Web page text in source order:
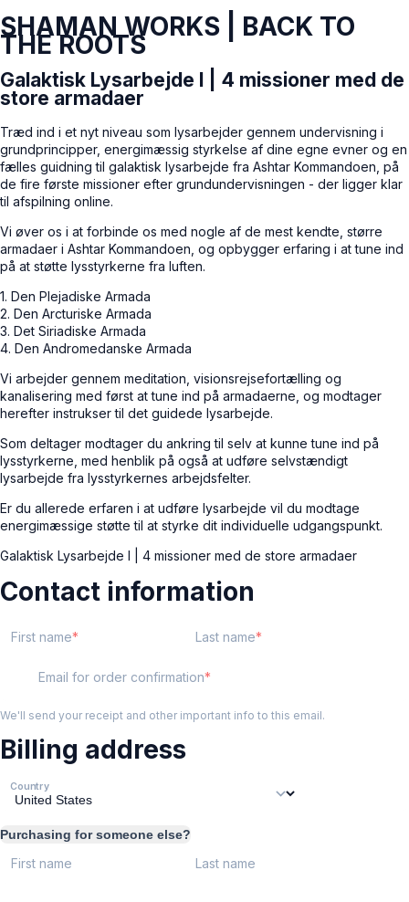
SHAMAN WORKS | BACK TO
THE ROOTS
Galaktisk Lysarbejde I | 4 missioner med de
store armadaer
Træd ind i et nyt niveau som lysarbejder gennem undervisning i
grundprincipper, energimæssig styrkelse af dine egne evner og en
fælles guidning til galaktisk lysarbejde fra Ashtar Kommandoen, på
de fire første missioner efter grundundervisningen - der ligger klar
til afspilning online.
Vi øver os i at forbinde os med nogle af de mest kendte, større
armadaer i Ashtar Kommandoen, og opbygger erfaring i at tune ind
på at støtte lysstyrkerne fra luften.
1. Den Plejadiske Armada
2. Den Arcturiske Armada
3. Det Siriadiske Armada
4. Den Andromedanske Armada
Vi arbejder gennem meditation, visionsrejsefortælling og
kanalisering med først at tune ind på armadaerne, og modtager
herefter instrukser til det guidede lysarbejde.
Som deltager modtager du ankring til selv at kunne tune ind på
lysstyrkerne, med henblik på også at udføre selvstændigt
lysarbejde fra lysstyrkernes arbejdsfelter.
Er du allerede erfaren i at udføre lysarbejde vil du modtage
energimæssige støtte til at styrke dit individuelle udgangspunkt.
Galaktisk Lysarbejde I | 4 missioner med de store armadaer
Contact information
First name Last name
Email for order confirmation
We'll send your receipt and other important info to this email.
Billing address
Country
Purchasing for someone else?
First name Last name